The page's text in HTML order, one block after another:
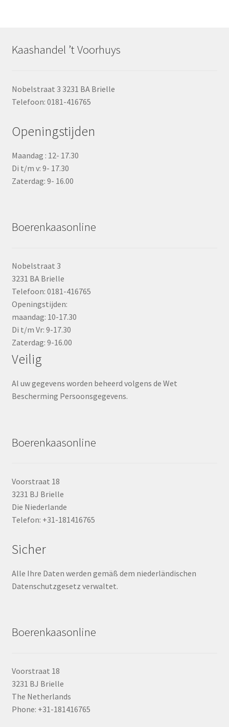
Kaashandel ’t Voorhuys
Nobelstraat 3 3231 BA Brielle
Telefoon: 0181-416765
Openingstijden
Maandag : 12- 17.30
Di t/m v: 9- 17.30
Zaterdag: 9- 16.00
Boerenkaasonline
Nobelstraat 3
3231 BA Brielle
Telefoon: 0181-416765
Openingstijden:
maandag: 10-17.30
Di t/m Vr: 9-17.30
Zaterdag: 9-16.00
Veilig
Al uw gegevens worden beheerd volgens de Wet
Bescherming Persoonsgegevens.
Boerenkaasonline
Voorstraat 18
3231 BJ Brielle
Die Niederlande
Telefon: +31-181416765
Sicher
Alle Ihre Daten werden gemäß dem niederländischen
Datenschutzgesetz verwaltet.
Boerenkaasonline
Voorstraat 18
3231 BJ Brielle
The Netherlands
Phone: +31-181416765